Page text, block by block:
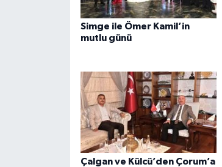
Simge ile Ömer Kamil’in
mutlu günü
Çalgan ve Külcü’den Çorum’a